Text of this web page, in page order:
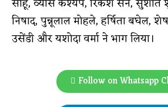
निषाद, पुन्नूलाल मोहले, हर्षिता बघेल,
उसेंडी और यशोदा वर्मा ने भाग लिया।
Follow on Whatsapp